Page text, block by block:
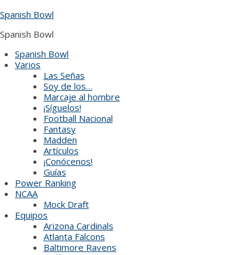
to
Spanish Bowl
Spanish Bowl
Spanish Bowl
Varios
Las Señas
Soy de los…
Marcaje al hombre
¡Síguelos!
Football Nacional
Fantasy
Madden
Artículos
¡Conócenos!
Guías
Power Ranking
NCAA
Mock Draft
Equipos
Arizona Cardinals
Atlanta Falcons
Baltimore Ravens